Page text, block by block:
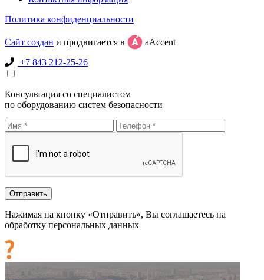
Политика конфиденциальности
Сайт создан и продвигается в
aAccent
+7 843 212-25-26
Консультация со специалистом
по оборудованию систем безопасности
Нажимая на кнопку «Отправить», Вы соглашаетесь на
обработку персональных данных